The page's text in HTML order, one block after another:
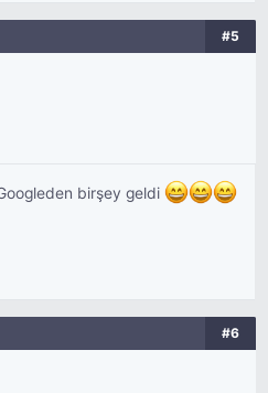
#5
birşey geldi
#6